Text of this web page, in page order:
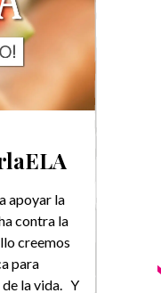
apoyar la
contra la
creemos
para
de la vida. Y